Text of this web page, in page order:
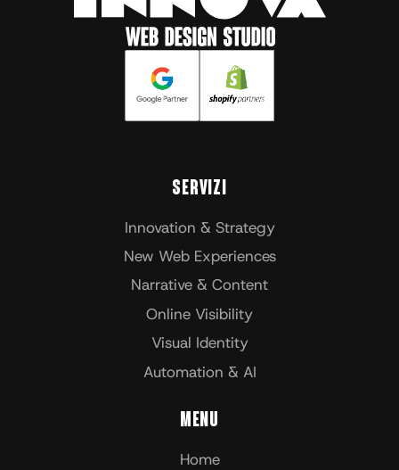
Servizi
Innovation & Strategy
New Web Experiences
Narrative & Content
Online Visibility
Visual Identity
Automation & AI
Menu
Home